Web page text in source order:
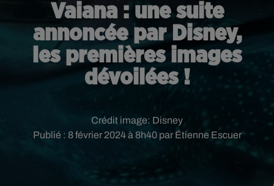
Vaiana : une suite
annoncée par Disney,
les premières images
dévoilées !
Publié : 8 février 2024 à 8h40 par Étienne Escuer
Crédit image: Disney